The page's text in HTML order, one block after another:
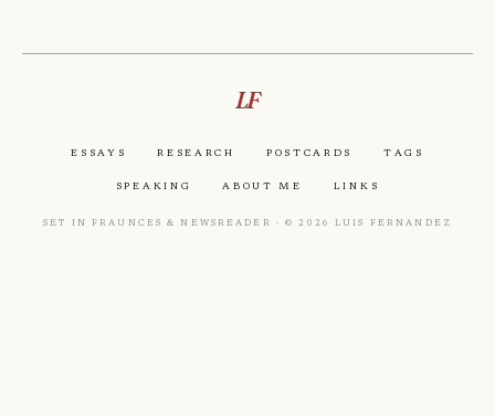
LF
Essays Research Postcards Tags
Speaking About Me Links
Set in Fraunces & Newsreader · © 2026 Luis Fernandez